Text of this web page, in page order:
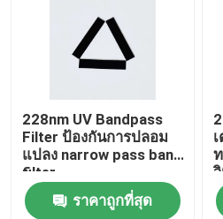
228nm UV Bandpass
Filter ป้องกันการปลอม
แปลง narrow pass band
filter
ราคาถูกที่สุด